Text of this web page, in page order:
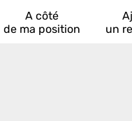
A côté
de ma position
un